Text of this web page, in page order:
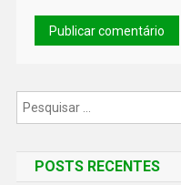
POSTS RECENTES